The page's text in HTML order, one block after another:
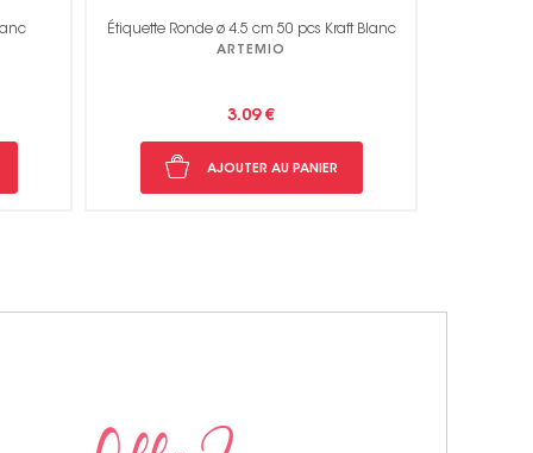
Étiquette Ronde ø 4.5 cm 50 pcs Kraft Blanc
ARTEMIO
3.09 €
AJOUTER AU PANIER